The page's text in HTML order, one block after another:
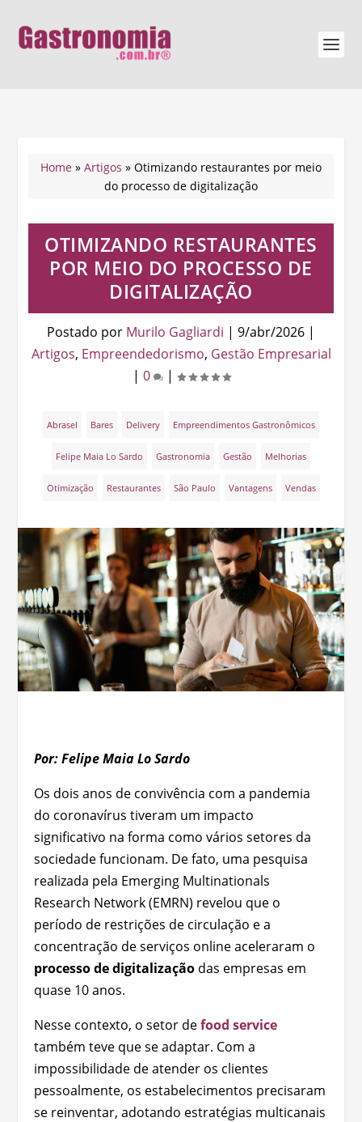
Home » Artigos » Otimizando restaurantes por meio
do processo de digitalização
OTIMIZANDO RESTAURANTES
POR MEIO DO PROCESSO DE
DIGITALIZAÇÃO
Postado por Murilo Gagliardi | 9/abr/2026 |
Artigos, Empreendedorismo, Gestão Empresarial
| 0 |
Abrasel Bares Delivery Empreendimentos Gastronômicos
Felipe Maia Lo Sardo Gastronomia Gestão Melhorias
Otimização Restaurantes São Paulo Vantagens Vendas
Por: Felipe Maia Lo Sardo
Os dois anos de convivência com a pandemia
do coronavírus tiveram um impacto
significativo na forma como vários setores da
sociedade funcionam. De fato, uma pesquisa
realizada pela Emerging Multinationals
Research Network (EMRN) revelou que o
período de restrições de circulação e a
concentração de serviços online aceleraram o
processo de digitalização das empresas em
quase 10 anos.
Nesse contexto, o setor defood service
também teve que se adaptar. Com a
impossibilidade de atender os clientes
pessoalmente, os estabelecimentos precisaram
se reinventar, adotando estratégias multicanais